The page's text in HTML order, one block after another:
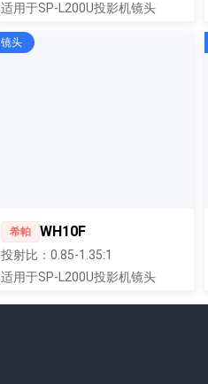
适用于SP-L200U投影机镜头
希帕 WH10F
投射比：0.85-1.35:1
适用于SP-L200U投影机镜头
镜头